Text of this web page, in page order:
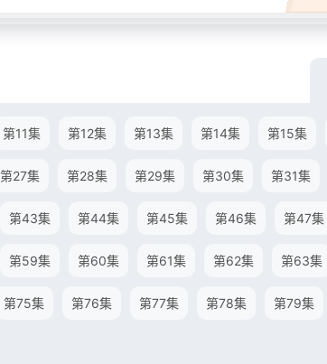
第11集 第12集 第13集 第14集 第15集
第27集 第28集 第29集 第30集 第31集
第43集 第44集 第45集 第46集 第47集
第59集 第60集 第61集 第62集 第63集
第75集 第76集 第77集 第78集 第79集